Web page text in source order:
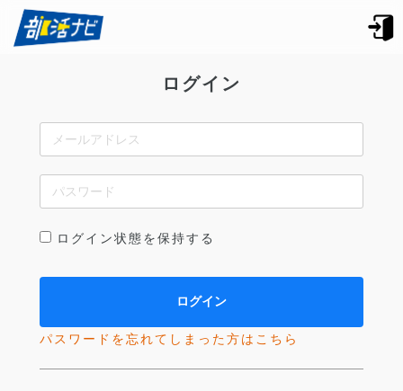
ログイン
ログイン状態を保持する
パスワードを忘れてしまった方はこちら